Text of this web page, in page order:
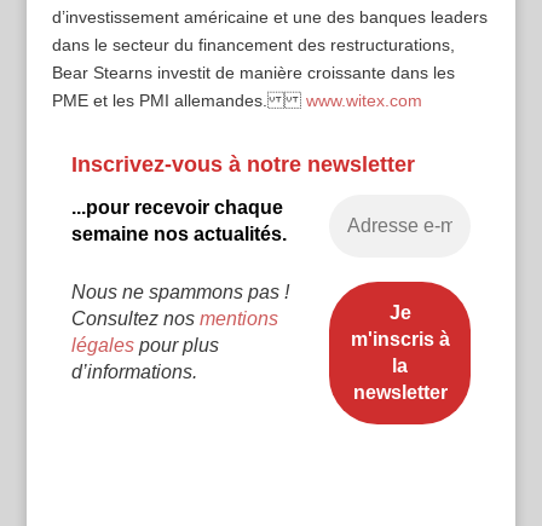
d’investissement américaine et une des banques leaders
dans le secteur du financement des restructurations,
Bear Stearns investit de manière croissante dans les
PME et les PMI allemandes.www.witex.com
Inscrivez-vous à notre newsletter
...pour recevoir chaque
semaine nos actualités.
Nous ne spammons pas !
Consultez nos mentions
légalespour plus
d’informations.